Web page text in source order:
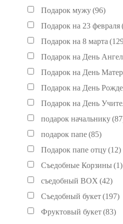
Подарок мужу(96)
Подарок на 23 февраля
Подарок на 8 марта
Подарок на День
Подарок на День
Подарок на День
Подарок на День
подарок начальнику
подарок папе(85)
Подарок папе отцу(12)
Съедобные Корзины (1)
съедобный BOX (42)
Съедобный букет(197)
Фруктовый букет(83)